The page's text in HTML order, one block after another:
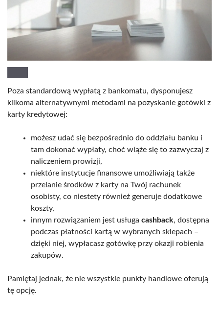
Poza standardową wypłatą z bankomatu, dysponujesz
kilkoma alternatywnymi metodami na pozyskanie gotówki z
karty kredytowej:
możesz udać się bezpośrednio do oddziału banku i
tam dokonać wypłaty, choć wiąże się to zazwyczaj z
naliczeniem prowizji,
niektóre instytucje finansowe umożliwiają także
przelanie środków z karty na Twój rachunek
osobisty, co niestety również generuje dodatkowe
koszty,
innym rozwiązaniem jest usługa cashback, dostępna
podczas płatności kartą w wybranych sklepach –
dzięki niej, wypłacasz gotówkę przy okazji robienia
zakupów.
Pamiętaj jednak, że nie wszystkie punkty handlowe oferują
tę opcję.